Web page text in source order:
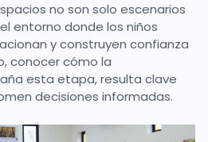
no son solo escenarios
entorno donde los niños
y construyen confianza
conocer cómo la
esta etapa, resulta clave
decisiones informadas.